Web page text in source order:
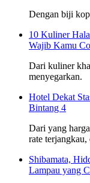
Dengan biji
10 Kuliner
Wajib Kamu
Dari kuliner
menyegarkan.
Hotel Dekat
Bintang 4
Dari yang
rate
Shibamata,
Lampau yang